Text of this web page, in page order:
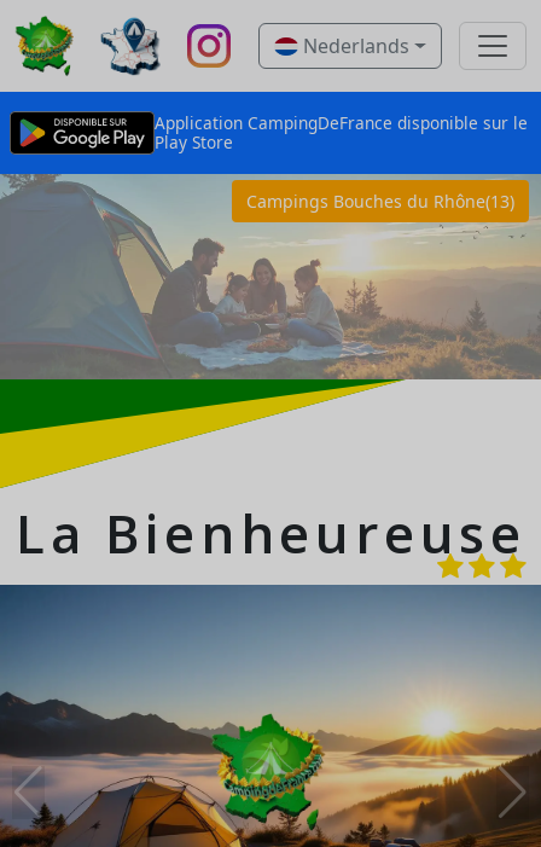
Nederlands
Application CampingDeFrance disponible sur le
Play Store
Campings Bouches du Rhône(13)
La Bienheureuse